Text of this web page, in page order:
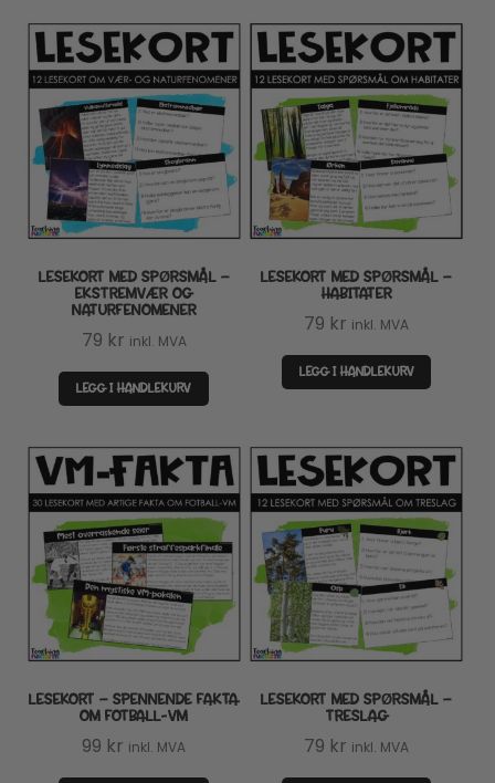
LESEKORT MED SPØRSMÅL –
EKSTREMVÆR OG
NATURFENOMENER
79 kr inkl. MVA
LEGG I HANDLEKURV
LESEKORT MED SPØRSMÅL –
HABITATER
79 kr inkl. MVA
LEGG I HANDLEKURV
LESEKORT – SPENNENDE FAKTA
OM FOTBALL-VM
99 kr inkl. MVA
LESEKORT MED SPØRSMÅL –
TRESLAG
79 kr inkl. MVA